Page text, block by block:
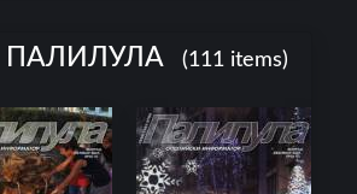
ПАЛИЛУЛА(111 items)